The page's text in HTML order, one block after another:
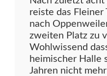
reiste das
nach
zweiten Platz zu
Wohlwissend
heimischer Halle
Jahren nicht